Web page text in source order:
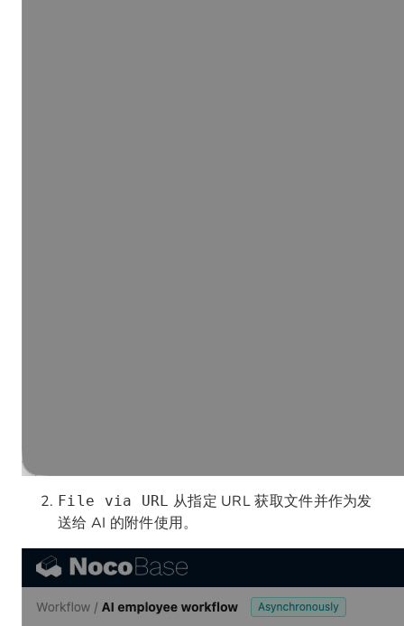
File via URL 从指定 URL 获取文件并作为发
送给 AI 的附件使用。